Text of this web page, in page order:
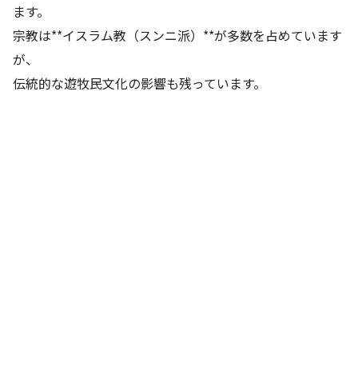
ます。
宗教は**イスラム教（スンニ派）**が多数を占めています
が、
伝統的な遊牧民文化の影響も残っています。